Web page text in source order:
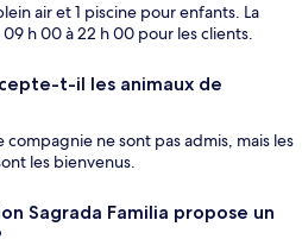
air et 1 piscine pour enfants. La
h 00 à 22 h 00 pour les clients.
t-il les animaux de
compagnie ne sont pas admis, mais les
les bienvenus.
Sagrada Familia propose un